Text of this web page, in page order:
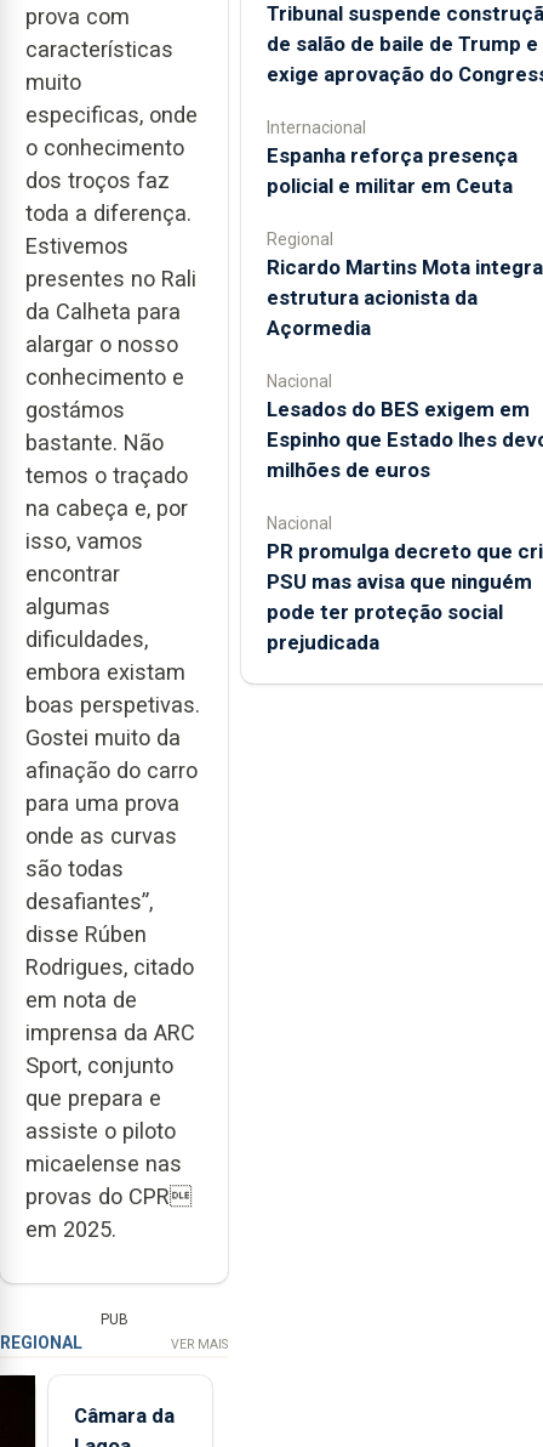
prova com
características
muito
especificas, onde
o conhecimento
dos troços faz
toda a diferença.
Estivemos
presentes no Rali
da Calheta para
alargar o nosso
conhecimento e
gostámos
bastante. Não
temos o traçado
na cabeça e, por
isso, vamos
encontrar
algumas
dificuldades,
embora existam
boas perspetivas.
Gostei muito da
afinação do carro
para uma prova
onde as curvas
são todas
desafiantes”,
disse Rúben
Rodrigues, citado
em nota de
imprensa da ARC
Sport, conjunto
que prepara e
assiste o piloto
micaelense nas
provas do CPR
em 2025.
PUB
REGIONAL VER MAIS
Câmara da
Tribunal suspende
de salão de baile de Trump e
exige aprovação do
Internacional
Espanha reforça presença
policial e militar em Ceuta
Regional
Ricardo Martins Mota
estrutura acionista da
Açormedia
Nacional
Lesados do BES exigem em
Espinho que Estado lhes
milhões de euros
Nacional
PR promulga decreto que
PSU mas avisa que ninguém
pode ter proteção social
prejudicada